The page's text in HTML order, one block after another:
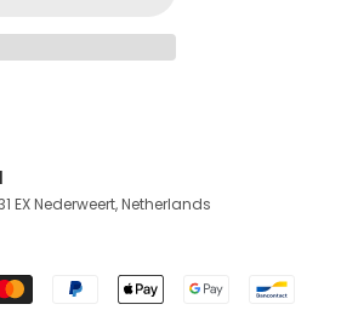
EX Nederweert, Netherlands